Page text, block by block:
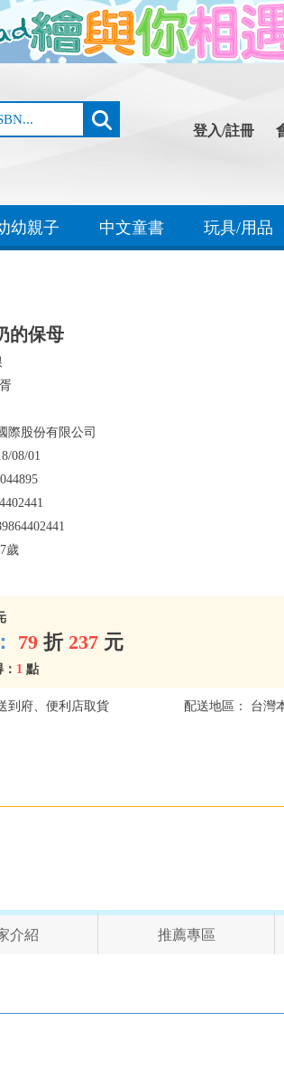
登入/註冊
幼親子 中文童書 玩具/用品
的保母
際股份有限公司
08/01
歲
79 折 237 元
1 點
到府、便利店取貨 配送地區： 台灣
介紹 推薦專區